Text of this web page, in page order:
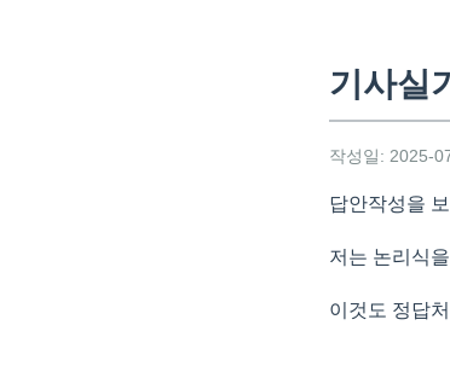
기사실
작성일: 2025-
답안작성을
저는 논리식
이것도 정답